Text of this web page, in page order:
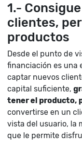
1.-
clientes,
productos
Desde el punto de
financiación es una
captar nuevos
capital suficiente,
tener el producto,
convertirse en un
vista del usuario, la
que le permite